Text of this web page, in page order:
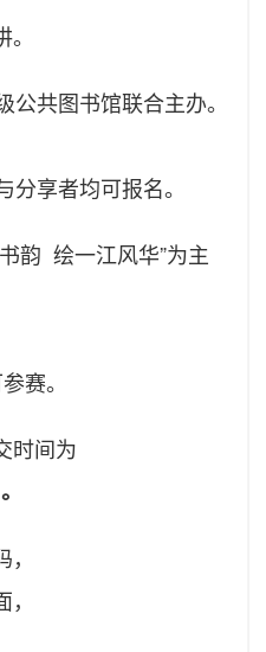
共图书馆联合主办。
享者均可报名。
韵 绘一江风华”为主
赛。
时间为